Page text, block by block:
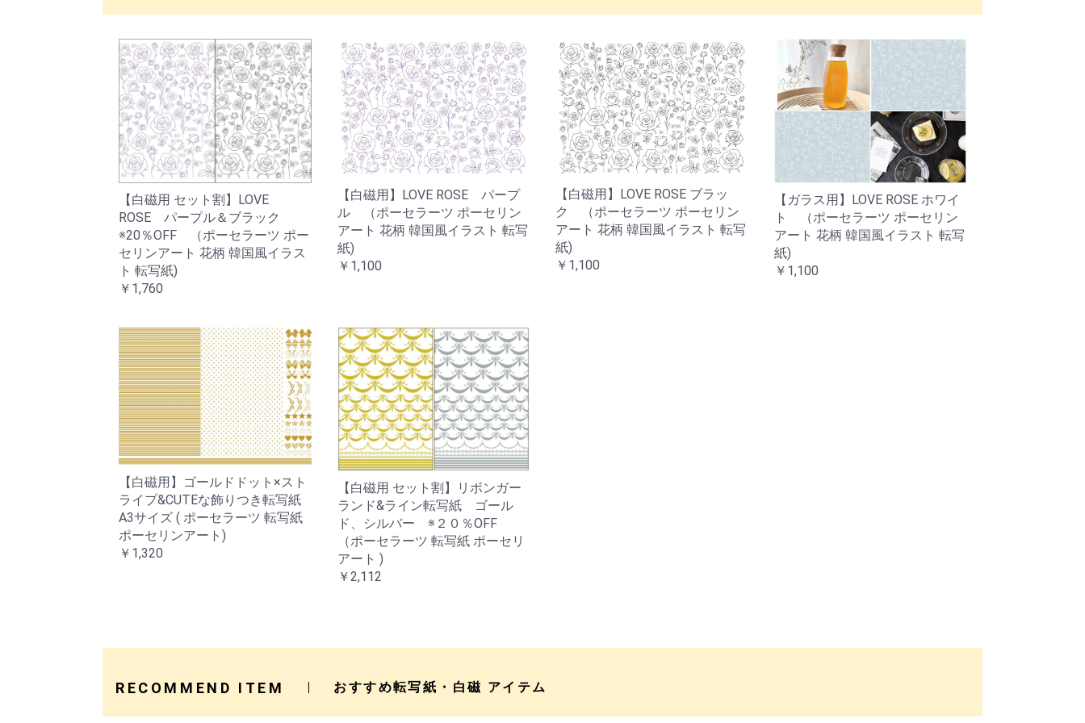
【白磁用 セット割】LOVE
ROSE パープル＆ブラック
※20％OFF （ポーセラーツ ポー
セリンアート 花柄 韓国風イラス
ト 転写紙)
￥1,760
【白磁用】LOVE ROSE パープ
ル （ポーセラーツ ポーセリン
アート 花柄 韓国風イラスト 転写
紙)
￥1,100
【白磁用】LOVE ROSE ブラッ
ク （ポーセラーツ ポーセリン
アート 花柄 韓国風イラスト 転写
紙)
￥1,100
【ガラス用】LOVE ROSE ホワイ
ト （ポーセラーツ ポーセリン
アート 花柄 韓国風イラスト 転写
紙)
￥1,100
【白磁用】ゴールドドット×スト
ライプ&CUTEな飾りつき転写紙
A3サイズ ( ポーセラーツ 転写紙
ポーセリンアート)
￥1,320
【白磁用 セット割】リボンガー
ランド&ライン転写紙 ゴール
ド、シルバー ※２０％OFF
（ポーセラーツ 転写紙 ポーセリ
アート )
￥2,112
RECOMMEND ITEM おすすめ転写紙・白磁 アイテム